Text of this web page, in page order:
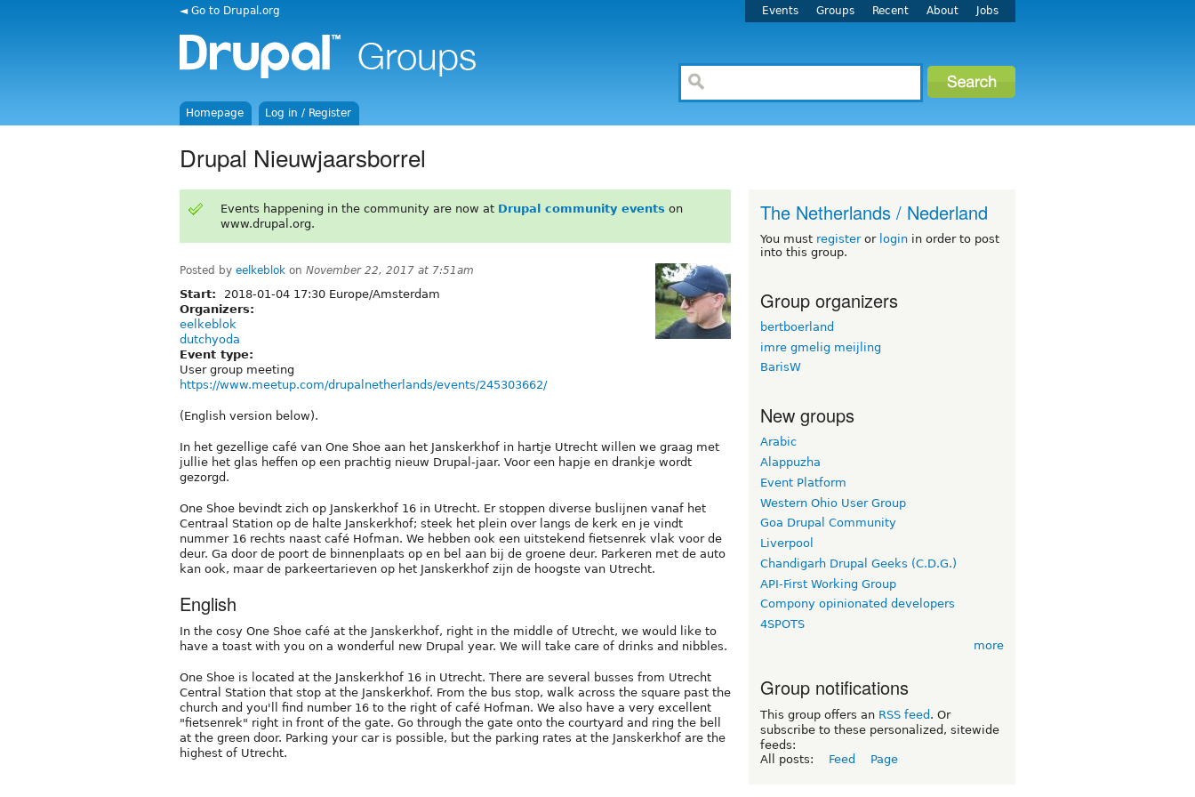
◄ Go to Drupal.org Events Groups Recent About Jobs
Homepage Log in / Register
Drupal Nieuwjaarsborrel
Events happening in the community are now at Drupal community events on
www.drupal.org.
Posted by eelkeblok on November 22, 2017 at 7:51am
Start:
2018-01-04 17:30 Europe/Amsterdam
Organizers:
eelkeblok
dutchyoda
Event type:
User group meeting
https://www.meetup.com/drupalnetherlands/events/245303662/
(English version below).
In het gezellige café van One Shoe aan het Janskerkhof in hartje Utrecht willen we graag met
jullie het glas heffen op een prachtig nieuw Drupal-jaar. Voor een hapje en drankje wordt
gezorgd.
One Shoe bevindt zich op Janskerkhof 16 in Utrecht. Er stoppen diverse buslijnen vanaf het
Centraal Station op de halte Janskerkhof; steek het plein over langs de kerk en je vindt
nummer 16 rechts naast café Hofman. We hebben ook een uitstekend fietsenrek vlak voor de
deur. Ga door de poort de binnenplaats op en bel aan bij de groene deur. Parkeren met de auto
kan ook, maar de parkeertarieven op het Janskerkhof zijn de hoogste van Utrecht.
English
In the cosy One Shoe café at the Janskerkhof, right in the middle of Utrecht, we would like to
have a toast with you on a wonderful new Drupal year. We will take care of drinks and nibbles.
One Shoe is located at the Janskerkhof 16 in Utrecht. There are several busses from Utrecht
Central Station that stop at the Janskerkhof. From the bus stop, walk across the square past the
church and you'll find number 16 to the right of café Hofman. We also have a very excellent
"fietsenrek" right in front of the gate. Go through the gate onto the courtyard and ring the bell
at the green door. Parking your car is possible, but the parking rates at the Janskerkhof are the
highest of Utrecht.
The Netherlands / Nederland
You must registeror login in order to post
into this group.
Group organizers
bertboerland
imre gmelig meijling
BarisW
New groups
Arabic
Alappuzha
Event Platform
Western Ohio User Group
Goa Drupal Community
Liverpool
Chandigarh Drupal Geeks (C.D.G.)
API-First Working Group
Compony opinionated developers
4SPOTS
more
Group notifications
This group offers an RSS feed . Or
subscribe to these personalized, sitewide
feeds:
All posts:
Feed Page